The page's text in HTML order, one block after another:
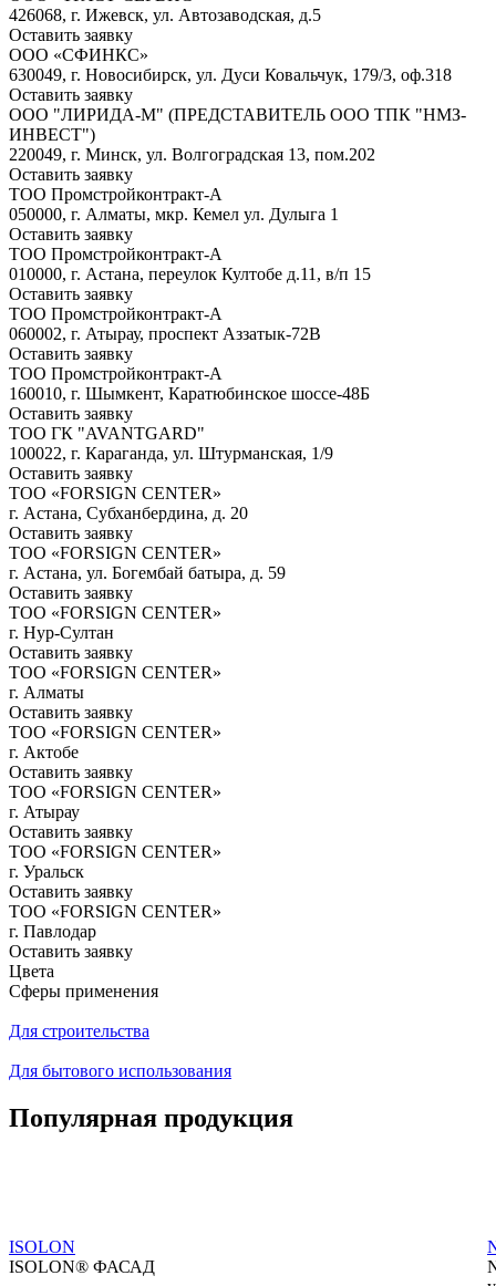
426068, г. Ижевск, ул. Автозаводская, д.5
Оставить заявку
ООО «СФИНКС»
630049, г. Новосибирск, ул. Дуси Ковальчук, 179/3, оф.318
Оставить заявку
ООО "ЛИРИДА-М" (ПРЕДСТАВИТЕЛЬ ООО ТПК "НМЗ-
ИНВЕСТ")
220049, г. Минск, ул. Волгоградская 13, пом.202
Оставить заявку
ТОО Промстройконтракт-А
050000, г. Алматы, мкр. Кемел ул. Дулыга 1
Оставить заявку
ТОО Промстройконтракт-А
010000, г. Астана, переулок Култобе д.11, в/п 15
Оставить заявку
ТОО Промстройконтракт-А
060002, г. Атырау, проспект Аззатык-72В
Оставить заявку
ТОО Промстройконтракт-А
160010, г. Шымкент, Каратюбинское шоссе-48Б
Оставить заявку
ТОО ГК "AVANTGARD"
100022, г. Караганда, ул. Штурманская, 1/9
Оставить заявку
ТОО «FORSIGN CENTER»
г. Астана, Субханбердина, д. 20
Оставить заявку
ТОО «FORSIGN CENTER»
г. Астана, ул. Богембай батыра, д. 59
Оставить заявку
ТОО «FORSIGN CENTER»
г. Нур-Султан
Оставить заявку
ТОО «FORSIGN CENTER»
г. Алматы
Оставить заявку
ТОО «FORSIGN CENTER»
г. Актобе
Оставить заявку
ТОО «FORSIGN CENTER»
г. Атырау
Оставить заявку
ТОО «FORSIGN CENTER»
г. Уральск
Оставить заявку
ТОО «FORSIGN CENTER»
г. Павлодар
Оставить заявку
Цвета
Сферы применения
Для строительства
Для бытового использования
Популярная продукция
ISOLON
ISOLON® ФАСАД